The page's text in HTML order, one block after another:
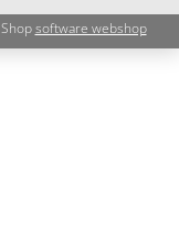
software webshop